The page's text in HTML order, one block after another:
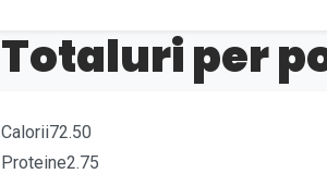
Totaluri per
Calorii72.50
Proteine2.75